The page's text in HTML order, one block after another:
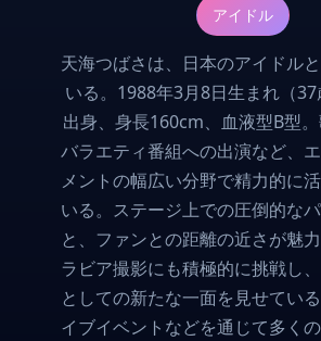
アイドル
天海つばさは、日本のアイドル
いる。1988年3月8日生まれ（
出身、身長160cm、血液型B型。
バラエティ番組への出演など、
メントの幅広い分野で精力的に
いる。ステージ上での圧倒的な
と、ファンとの距離の近さが魅
ラビア撮影にも積極的に挑戦し
としての新たな一面を見せてい
イブイベントなどを通じて多く